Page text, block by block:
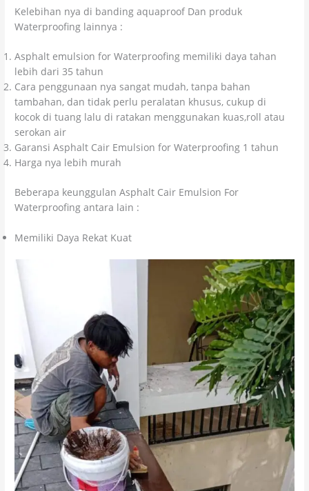
Kelebihan nya di banding aquaproof Dan produk
Waterproofing lainnya :
Asphalt emulsion for Waterproofing memiliki daya tahan
lebih dari 35 tahun
Cara penggunaan nya sangat mudah, tanpa bahan
tambahan, dan tidak perlu peralatan khusus, cukup di
kocok di tuang lalu di ratakan menggunakan kuas,roll atau
serokan air
Garansi Asphalt Cair Emulsion for Waterproofing 1 tahun
Harga nya lebih murah
Beberapa keunggulan Asphalt Cair Emulsion For
Waterproofing antara lain :
Memiliki Daya Rekat Kuat